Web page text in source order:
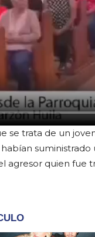
se trata de un
agresor quien fue